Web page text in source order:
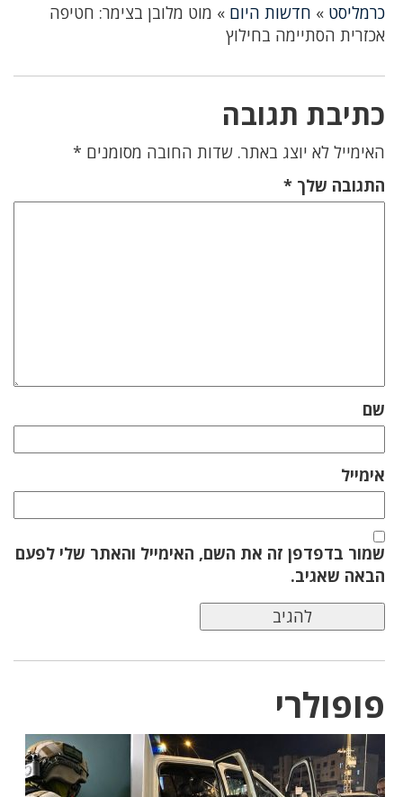
כרמליסט » חדשות היום » מוט מלובן בצימר: חטיפה
אכזרית הסתיימה בחילוץ
כתיבת תגובה
האימייל לא יוצג באתר. שדות החובה מסומנים *
התגובה שלך *
שם
אימייל
שמור בדפדפן זה את השם, האימייל והאתר שלי לפעם
הבאה שאגיב.
פופולרי